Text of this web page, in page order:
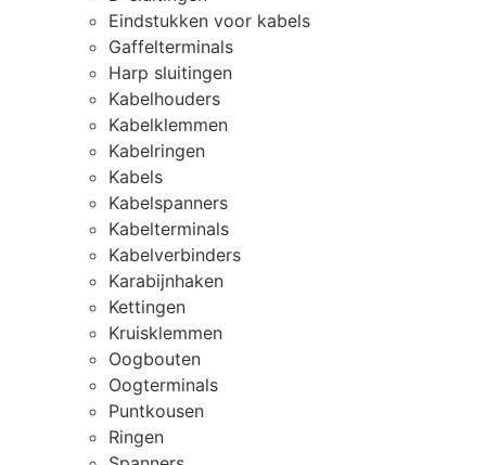
Eindstukken voor kabels
Gaffelterminals
Harp sluitingen
Kabelhouders
Kabelklemmen
Kabelringen
Kabels
Kabelspanners
Kabelterminals
Kabelverbinders
Karabijnhaken
Kettingen
Kruisklemmen
Oogbouten
Oogterminals
Puntkousen
Ringen